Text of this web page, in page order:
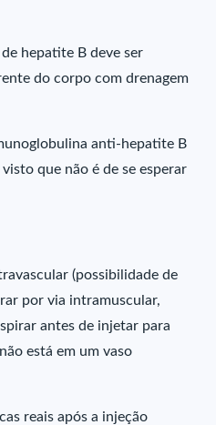
hepatite B deve ser
do corpo com drenagem
anti-hepatite B
que não é de se esperar
(possibilidade de
por via intramuscular,
antes de injetar para
está em um vaso
reais após a injeção